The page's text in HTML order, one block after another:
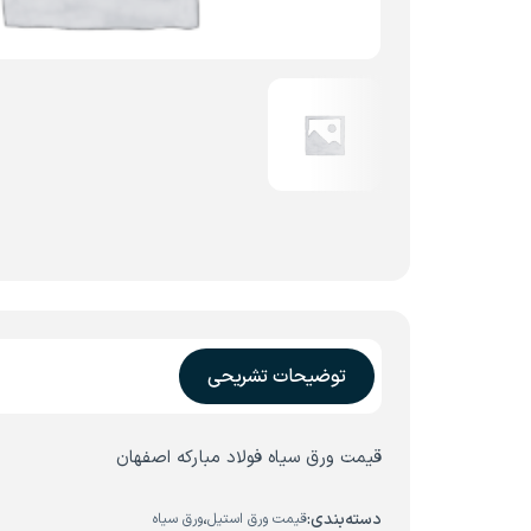
توضیحات تشریحی
قیمت ورق سیاه فولاد مبارکه اصفهان
دسته‌بندی:قیمت ورق استیل،ورق سیاه